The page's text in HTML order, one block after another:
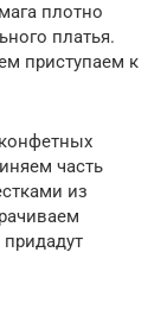
плотно
платья.
приступаем к
часть
из